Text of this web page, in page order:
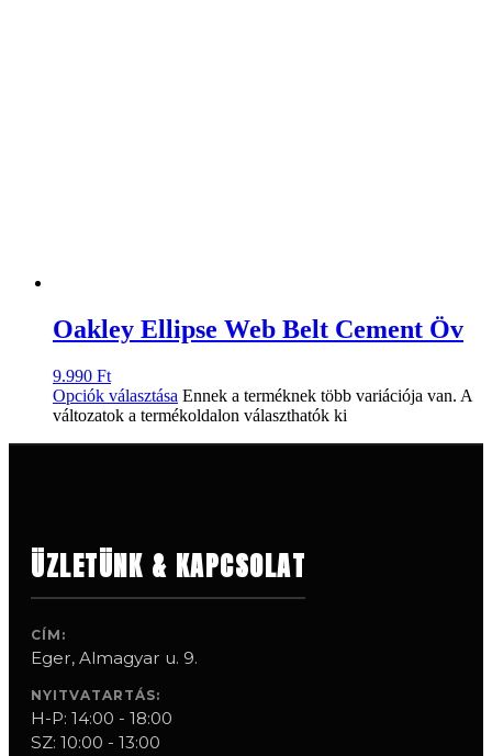
Oakley Ellipse Web Belt Cement Öv
9.990 Ft
Opciók választása Ennek a terméknek több variációja van. A
változatok a termékoldalon választhatók ki
ÜZLETÜNK & KAPCSOLAT
CÍM:
Eger, Almagyar u. 9.
NYITVATARTÁS:
H-P: 14:00 - 18:00
SZ: 10:00 - 13:00